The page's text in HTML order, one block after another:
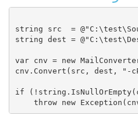
string src  =
string dest =
var cnv = new
cnv.Convert(src, dest,
if